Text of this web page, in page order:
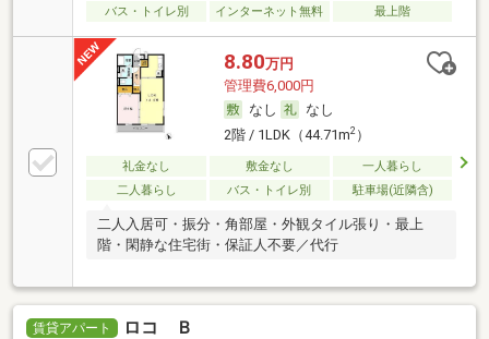
バス・トイレ別
インターネット無料 最上階
8.80万円
管理費6,000円
なし
なし
2階 / 1LDK（44.71m2）
礼金なし 敷金なし
一人暮らし
二人暮らし
バス・トイレ別 駐車場(近隣含)
二人入居可・振分・角部屋・外観タイル張り・最上
階・閑静な住宅街・保証人不要／代行
賃貸アパート ロコ Ｂ